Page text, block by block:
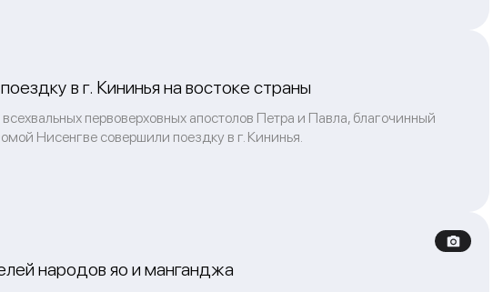
в г. Кининья на востоке страны
первоверховных апостолов Петра и Павла, благочинный
Нисенгве совершили поездку в г. Кининья.
народов яо и манганджа